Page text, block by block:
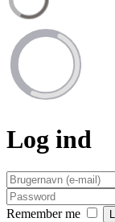
Log ind
Remember me